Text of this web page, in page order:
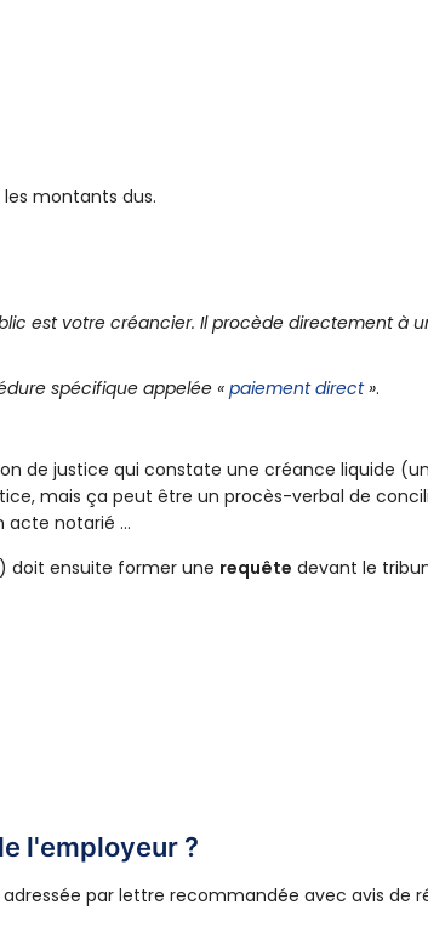
montants dus.
est votre créancier. Il procède directement à
spécifique appelée «paiement direct».
de justice qui constate une créance liquide
mais ça peut être un procès-verbal de
acte notarié ...
doit ensuite former une requête devant le
l'employeur ?
adressée par lettre recommandée avec avis de